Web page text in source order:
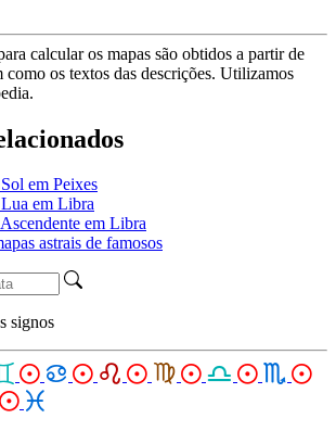
calcular os mapas são obtidos a partir de
como os textos das descrições. Utilizamos
em Peixes
em Libra
em Libra
astrais de famosos
signos